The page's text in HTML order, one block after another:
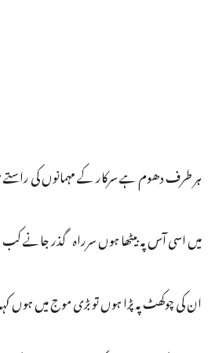
ہر طرف دھوم ہے سرکار کے مہمانوں کی
میں اسی آس پہ بیٹھا ہوں سرراہ گذر جانے کب
ان کی چوکھٹ پہ پڑا ہوں تو بڑی موج میں ہوں